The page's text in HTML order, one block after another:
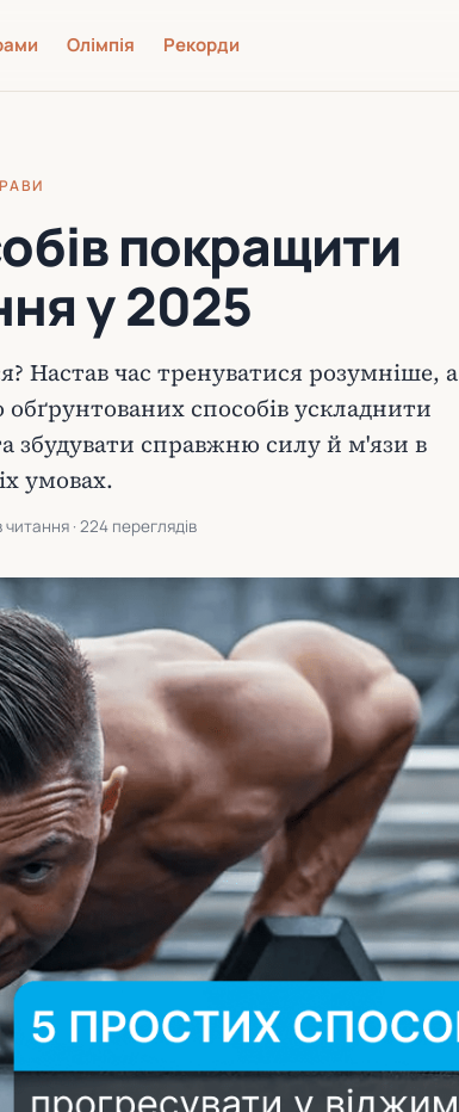
Олімпія Рекорди
покращити
у 2025
Настав час тренуватися розумніше, а
способів ускладнити
збудувати справжню силу й м'язи в
умовах.
читання · 224 переглядів